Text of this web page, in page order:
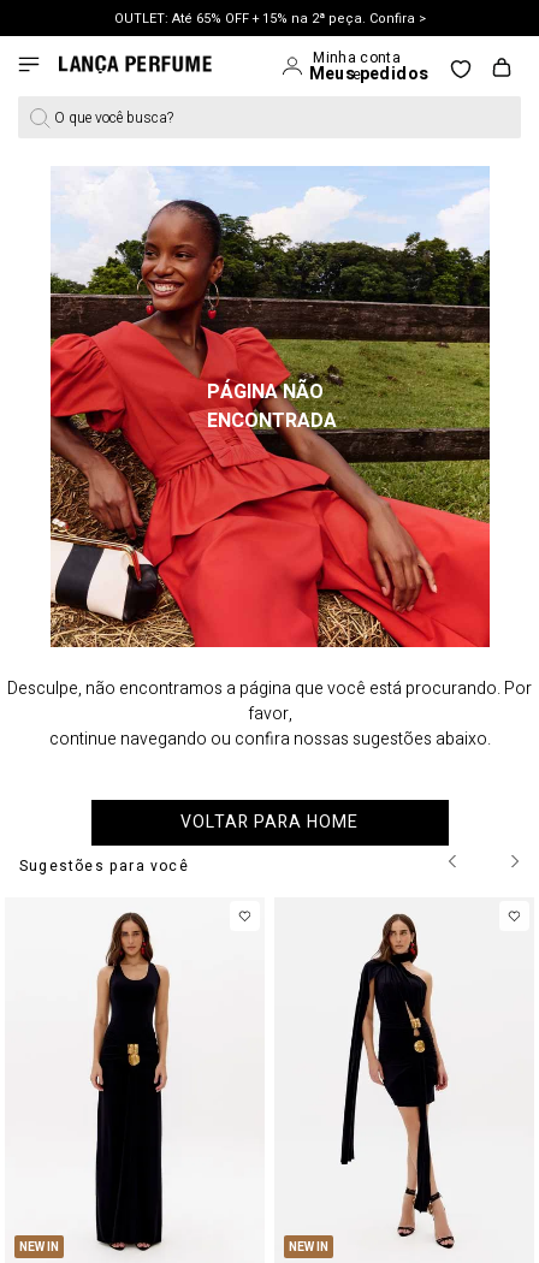
OUTLET: Até 65% OFF + 15% na 2ª peça. Confira >
LANÇAMENTO PRIMAVERA 27. Clique e aproveite.
O que você busca?
PÁGINA NÃO
ENCONTRADA
Desculpe, não encontramos a página que você está procurando. Por
favor,
continue navegando ou confira nossas sugestões abaixo.
VOLTAR PARA HOME
Sugestões para você
NEW IN NEW IN